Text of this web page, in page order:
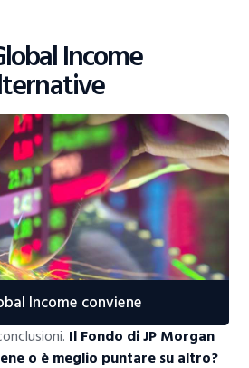
Income
Income conviene
Il Fondo di JP Morgan
o è meglio puntare su altro?